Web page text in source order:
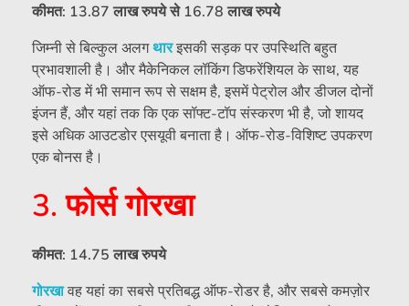
कीमत: 13.87 लाख रुपये से 16.78 लाख रुपये
जिम्नी से बिल्कुल अलगथारइसकी सड़क पर उपस्थिति बहुत
प्रभावशाली है। और मैकेनिकल लॉकिंग डिफरेंशियल के साथ, यह
ऑफ-रोड में भी समान रूप से सक्षम है, इसमें पेट्रोल और डीजल दोनों
इंजन हैं, और यहां तक ​​कि एक सॉफ्ट-टॉप संस्करण भी है, जो शायद
इसे अधिक आउटडोर एसयूवी बनाता है। ऑफ-रोड-विशिष्ट उपकरण
एक बोनस है।
3. फोर्स गोरखा
कीमत: 14.75 लाख रुपये
गोरखावह यहां का सबसे प्रतिबद्ध ऑफ-रोडर है, और सबसे कमज़ोर